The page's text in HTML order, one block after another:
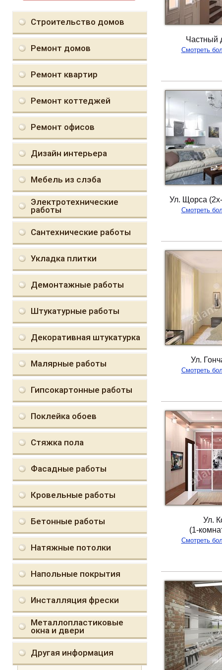
Строительство домов
Ремонт домов
Ремонт квартир
Ремонт коттеджей
Ремонт офисов
Дизайн интерьера
Мебель из слэба
Электротехнические
работы
Сантехнические работы
Укладка плитки
Демонтажные работы
Штукатурные работы
Декоративная штукатурка
Малярные работы
Гипсокартонные работы
Поклейка обоев
Стяжка пола
Фасадные работы
Кровельные работы
Бетонные работы
Натяжные потолки
Напольные покрытия
Инсталляция фрески
Металлопластиковые
окна и двери
Другая информация
Частный
Смотреть
Ул. Щорса
Смотреть
Ул.
Смотреть
Ул.
(1-
Смотреть